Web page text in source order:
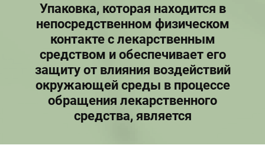
Упаковка, которая находится в
непосредственном физическом
контакте с лекарственным
средством и обеспечивает его
защиту от влияния воздействий
окружающей среды в процессе
обращения лекарственного
средства, является